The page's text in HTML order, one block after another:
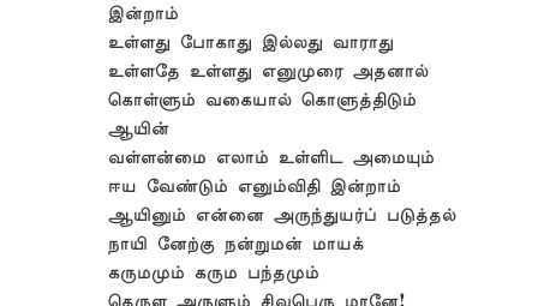
இன்றாம்
உள்ளது போகாது இல்லது வாராது
உள்ளதே உள்ளது எனுமுரை அதனால்
கொள்ளும் வகையால் கொளுத்திடும்
ஆயின்
வள்ளன்மை எலாம் உள்ளிட அமையும்
ஈய வேண்டும் எனும்விதி இன்றாம்
ஆயினும் என்னை அருந்துயர்ப் படுத்தல்
நாயி னேற்கு நன்றுமன் மாயக்
கருமமும் கரும பந்தமும்